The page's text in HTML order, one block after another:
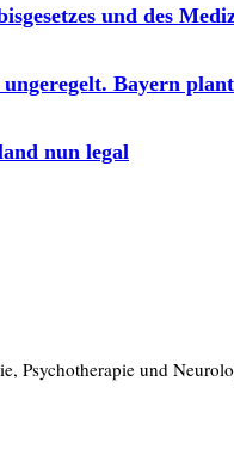
und des
Bayern
nun legal
Psychotherapie und